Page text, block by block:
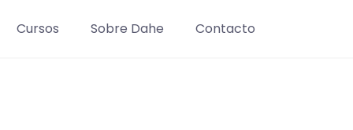
Cursos Sobre Dahe Contacto